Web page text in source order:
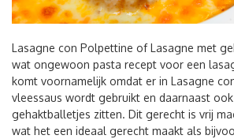
Lasagne con Polpettine of Lasagne met
wat ongewoon pasta recept voor een
komt voornamelijk omdat er in Lasagne
vleessaus wordt gebruikt en daarnaast
gehaktballetjes zitten. Dit gerecht is vrij
wat het een ideaal gerecht maakt als